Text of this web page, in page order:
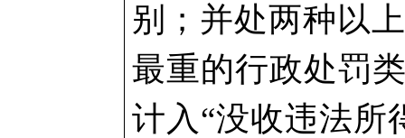
别；并处两种以
最重的行政处罚
计入“没收违法所